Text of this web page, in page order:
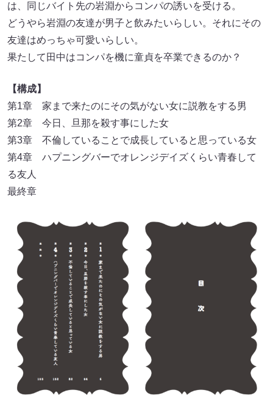
は、同じバイト先の岩淵からコンパの誘いを受ける。
どうやら岩淵の友達が男子と飲みたいらしい。それにその
友達はめっちゃ可愛いらしい。
果たして田中はコンパを機に童貞を卒業できるのか？
【構成】
第1章 家まで来たのにその気がない女に説教をする男
第2章 今日、旦那を殺す事にした女
第3章 不倫していることで成長していると思っている女
第4章 ハプニングバーでオレンジデイズくらい青春して
る友人
最終章